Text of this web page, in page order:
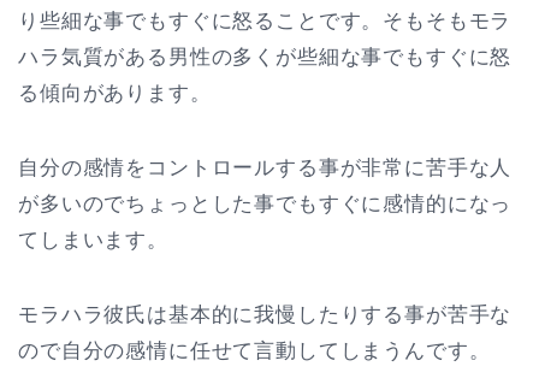
り些細な事でもすぐに怒ることです。そもそもモラ
ハラ気質がある男性の多くが些細な事でもすぐに怒
る傾向があります。
自分の感情をコントロールする事が非常に苦手な人
が多いのでちょっとした事でもすぐに感情的になっ
てしまいます。
モラハラ彼氏は基本的に我慢したりする事が苦手な
ので自分の感情に任せて言動してしまうんです。